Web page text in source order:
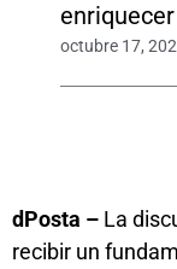
octubre 17,
dPosta – La
recibir un